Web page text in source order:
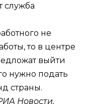
служба
не
то в центре
выйти
нужно подать
страны.
Новости.